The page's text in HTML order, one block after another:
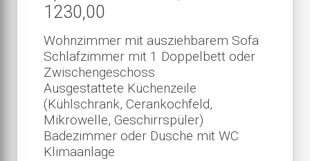
1230,00
Wohnzimmer mit ausziehbarem Sofa
Schlafzimmer mit 1 Doppelbett oder
Zwischengeschoss
Ausgestattete Küchenzeile
(Kühlschrank, Cerankochfeld,
Mikrowelle, Geschirrspüler)
Badezimmer oder Dusche mit WC
Klimaanlage